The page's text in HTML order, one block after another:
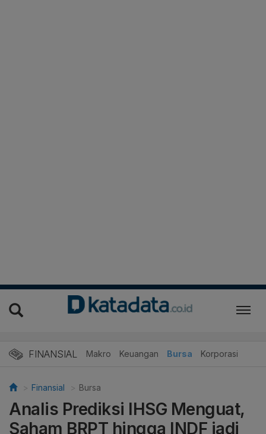
FINANSIAL Makro Keuangan Bursa Korporasi
Finansial Bursa
Analis Prediksi IHSG Menguat,
Saham BRPT hingga INDF jadi